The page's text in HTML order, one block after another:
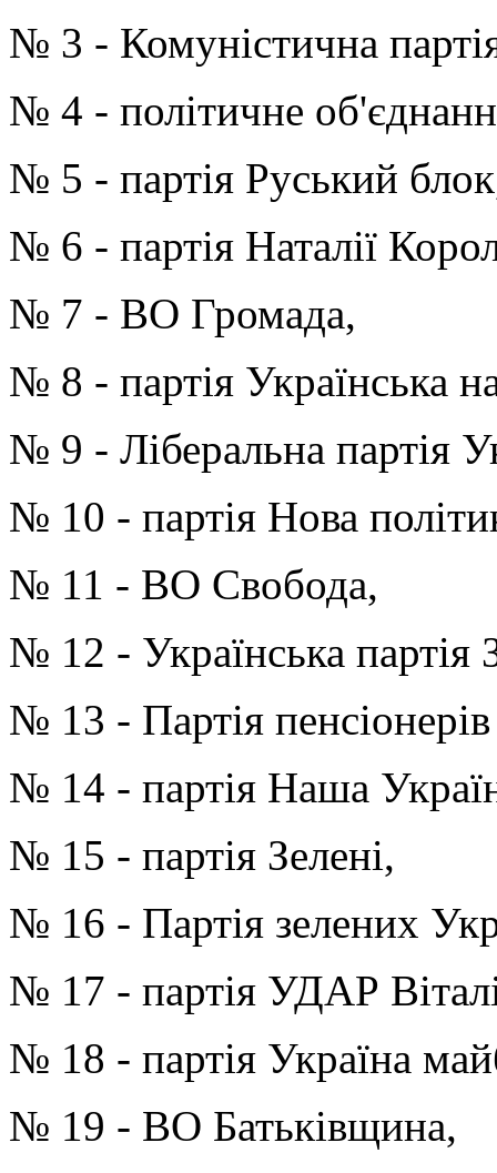
№ 3 - Комуністична
№ 4 - політичне
№ 5 - партія Руський
№ 6 - партія Наталії
№ 7 - ВО Громада,
№ 8 - партія Українська
№ 9 - Ліберальна партія
№ 10 - партія Нова
№ 11 - ВО Свобода,
№ 12 - Українська партія
№ 13 - Партія
№ 14 - партія Наша
№ 15 - партія Зелені,
№ 16 - Партія зелених
№ 17 - партія УДАР
№ 18 - партія Україна
№ 19 - ВО Батьківщина,